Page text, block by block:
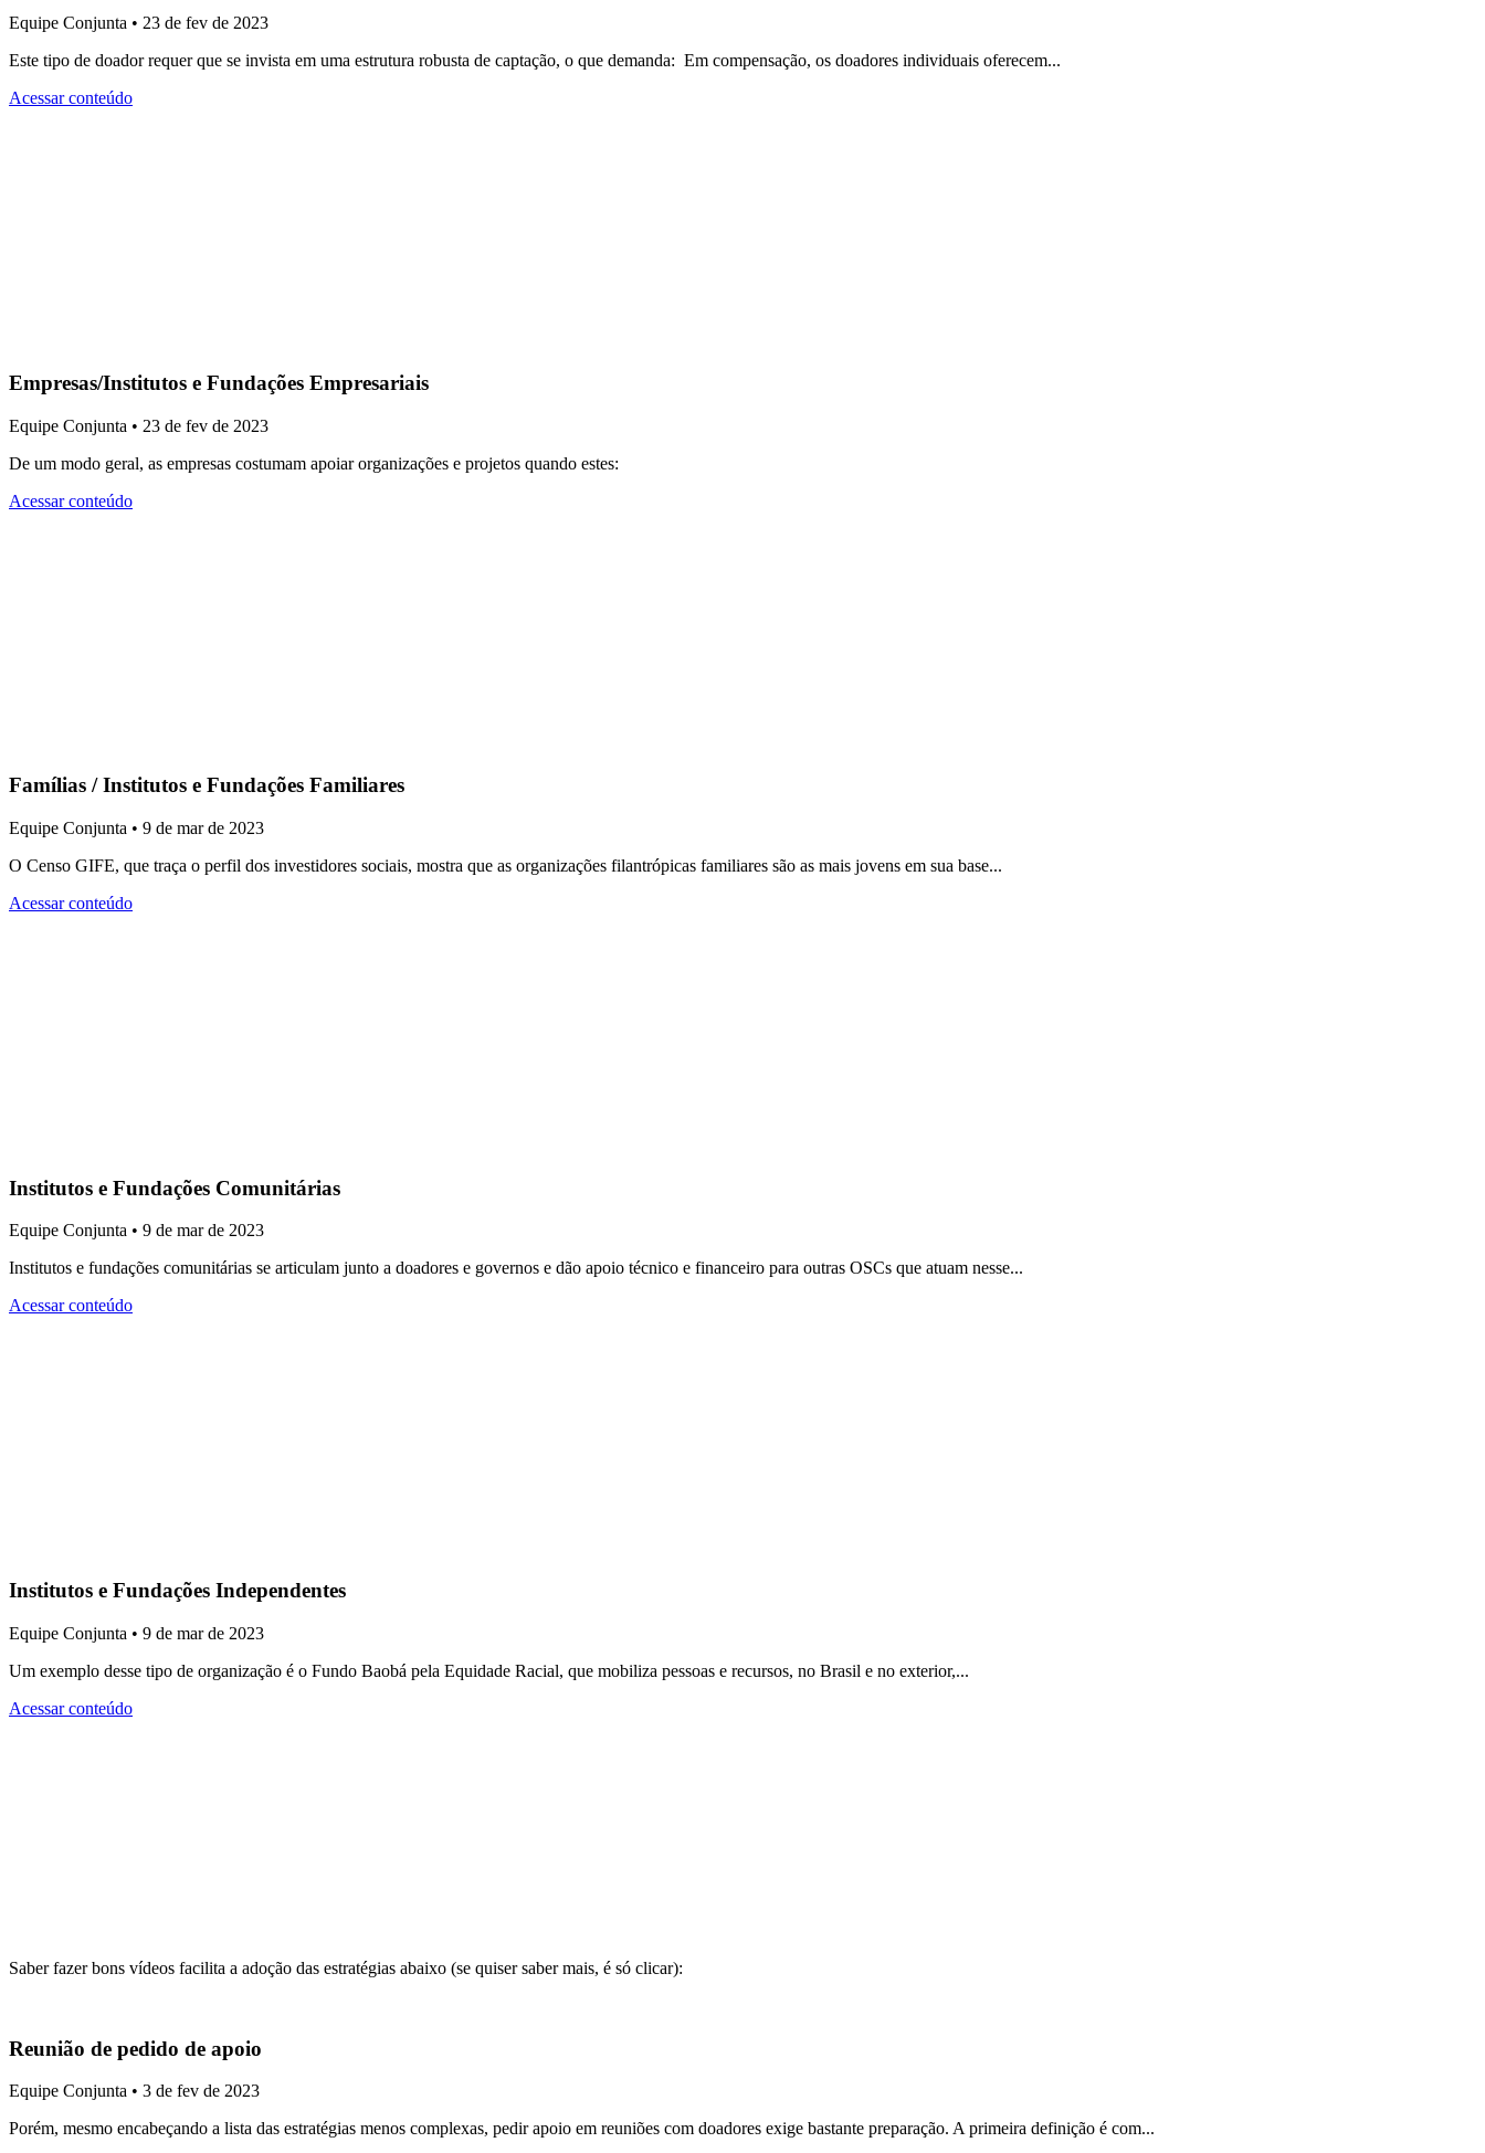
Equipe Conjunta • 23 de fev de 2023
Este tipo de doador requer que se invista em uma estrutura robusta de captação, o que demanda: Em compensação, os doadores individuais oferecem...
Acessar conteúdo
Empresas/Institutos e Fundações Empresariais
Equipe Conjunta • 23 de fev de 2023
De um modo geral, as empresas costumam apoiar organizações e projetos quando estes:
Acessar conteúdo
Famílias / Institutos e Fundações Familiares
Equipe Conjunta • 9 de mar de 2023
O Censo GIFE, que traça o perfil dos investidores sociais, mostra que as organizações filantrópicas familiares são as mais jovens em sua base...
Acessar conteúdo
Institutos e Fundações Comunitárias
Equipe Conjunta • 9 de mar de 2023
Institutos e fundações comunitárias se articulam junto a doadores e governos e dão apoio técnico e financeiro para outras OSCs que atuam nesse...
Acessar conteúdo
Institutos e Fundações Independentes
Equipe Conjunta • 9 de mar de 2023
Um exemplo desse tipo de organização é o Fundo Baobá pela Equidade Racial, que mobiliza pessoas e recursos, no Brasil e no exterior,...
Acessar conteúdo
Saber fazer bons vídeos facilita a adoção das estratégias abaixo (se quiser saber mais, é só clicar):
Reunião de pedido de apoio
Equipe Conjunta • 3 de fev de 2023
Porém, mesmo encabeçando a lista das estratégias menos complexas, pedir apoio em reuniões com doadores exige bastante preparação. A primeira definição é com...